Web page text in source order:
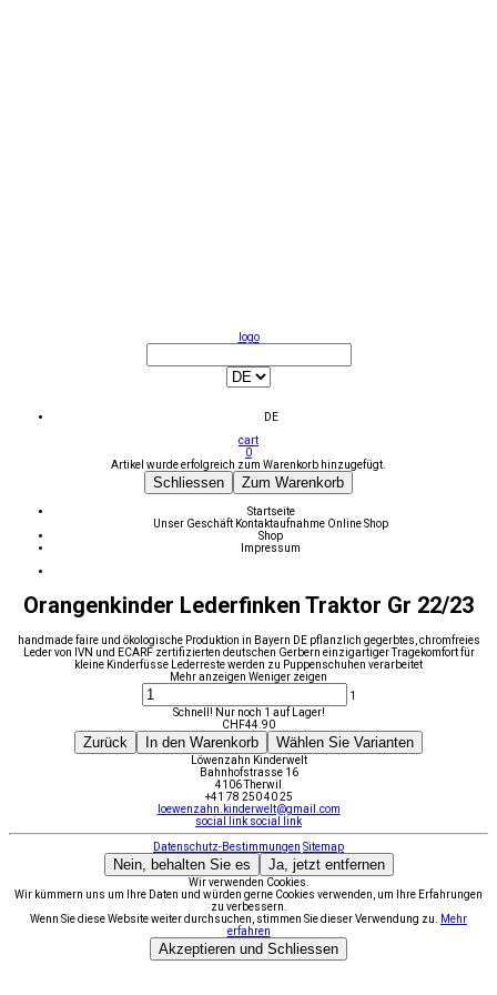
logo
DE
cart
0
Artikel wurde erfolgreich zum Warenkorb hinzugefügt.
Schliessen Zum Warenkorb
Startseite
Unser Geschäft Kontaktaufnahme Online Shop
Shop
Impressum
Orangenkinder Lederfinken Traktor Gr 22/23
handmade faire und ökologische Produktion in Bayern DE pflanzlich gegerbtes, chromfreies
Leder von IVN und ECARF zertifizierten deutschen Gerbern einzigartiger Tragekomfort für
kleine Kinderfüsse Lederreste werden zu Puppenschuhen verarbeitet
Mehr anzeigen Weniger zeigen
1
Schnell! Nur noch 1 auf Lager!
CHF44.90
Zurück In den Warenkorb Wählen Sie Varianten
Löwenzahn Kinderwelt
Bahnhofstrasse 16
4106 Therwil
+41 78 250 40 25
loewenzahn.kinderwelt@gmail.com
social link social link
Datenschutz-Bestimmungen Sitemap
Nein, behalten Sie es Ja, jetzt entfernen
Wir verwenden Cookies.
Wir kümmern uns um Ihre Daten und würden gerne Cookies verwenden, um Ihre Erfahrungen
zu verbessern.
Wenn Sie diese Website weiter durchsuchen, stimmen Sie dieser Verwendung zu.
Mehr
erfahren
Akzeptieren und Schliessen